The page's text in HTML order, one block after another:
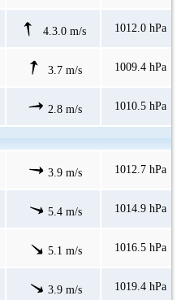
4.3.0 m/s 1012.0 hPa
3.7 m/s 1009.4 hPa
2.8 m/s 1010.5 hPa
3.9 m/s 1012.7 hPa
5.4 m/s 1014.9 hPa
5.1 m/s 1016.5 hPa
3.9 m/s 1019.4 hPa